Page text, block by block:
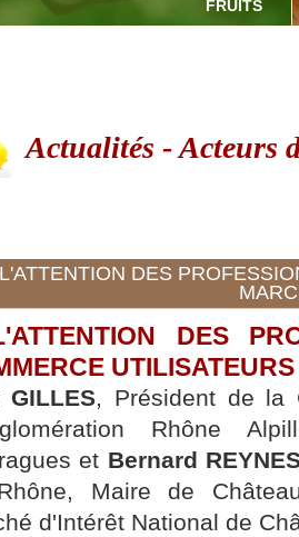
FRUITS
Actualités - Acteurs
DES
DES
GILLES, Président de la
Rhône
et Bernard
Maire de
d'Intérêt National de